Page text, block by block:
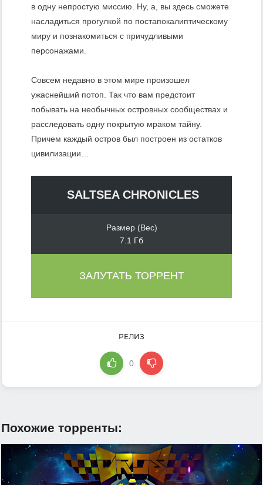
в одну непростую миссию. Ну, а, вы здесь сможете
насладиться прогулкой по постапокалиптическому
миру и познакомиться с причудливыми
персонажами.
Совсем недавно в этом мире произошел
ужаснейший потоп. Так что вам предстоит
побывать на необычных островных сообществах и
расследовать одну покрытую мраком тайну.
Причем каждый остров был построен из остатков
цивилизации…
SALTSEA CHRONICLES
Размер (Вес)
7.1 Гб
ЗАЛУТАТЬ ТОРРЕНТ
РЕЛИЗ
0
Похожие торренты: